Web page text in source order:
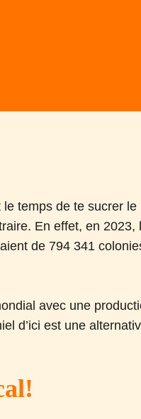
temps de te sucrer
En effet, en 2023,
de 794 341
avec une
d’ici est une